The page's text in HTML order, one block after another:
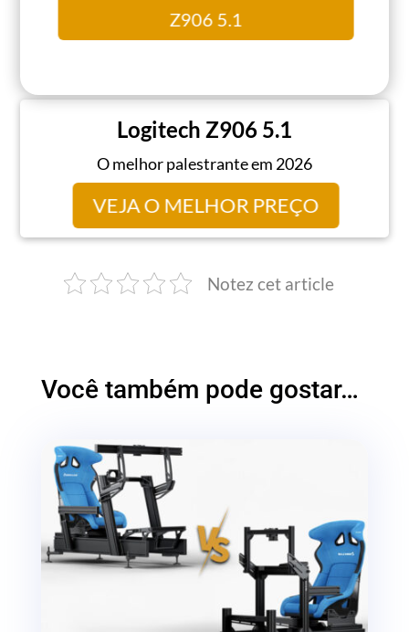
Z906 5.1
Logitech Z906 5.1
O melhor palestrante em 2026
VEJA O MELHOR PREÇO
Notez cet article
Você também pode gostar…